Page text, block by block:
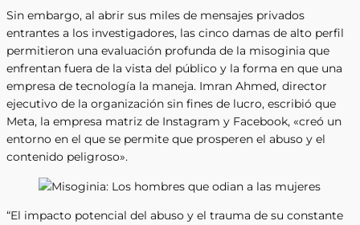
Sin embargo, al abrir sus miles de mensajes privados
entrantes a los investigadores, las cinco damas de alto perfil
permitieron una evaluación profunda de la misoginia que
enfrentan fuera de la vista del público y la forma en que una
empresa de tecnología la maneja. Imran Ahmed, director
ejecutivo de la organización sin fines de lucro, escribió que
Meta, la empresa matriz de Instagram y Facebook, «creó un
entorno en el que se permite que prosperen el abuso y el
contenido peligroso».
“El impacto potencial del abuso y el trauma de su constante